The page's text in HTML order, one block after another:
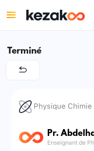
Terminé
Physique Chimie
Pr.
Enseignant de